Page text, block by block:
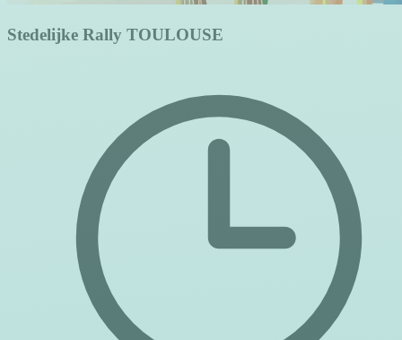
Stedelijke Rally TOULOUSE